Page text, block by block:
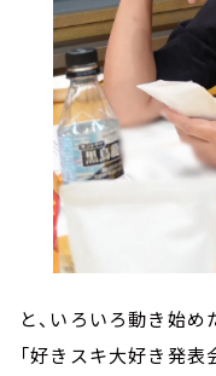
と、いろいろ動き始
「好きスキ大好き発